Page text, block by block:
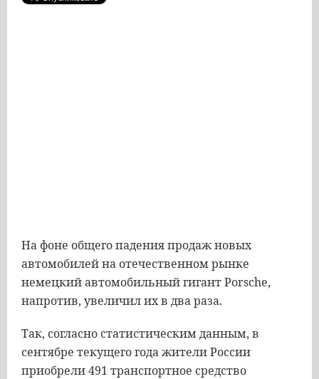
На фоне общегопаденияпродажновых
автомобилейна отечественномрынке
немецкийавтомобильныйгигантPorsche,
напротив, увеличилихв двараза.
Так, согласно статистическимданным, в
сентябре текущегогодажителиРоссии
приобрели491 транспортное средство